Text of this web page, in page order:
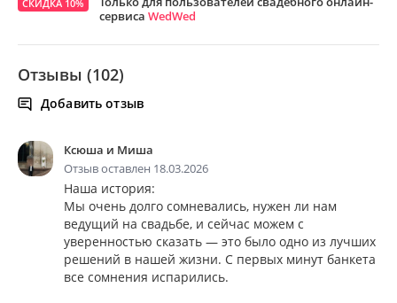
СКИДКА 10%
сервиса WedWed
Отзывы (102)
Добавить отзыв
Ксюша и Миша
Отзыв оставлен 18.03.2026
Наша история:
Мы очень долго сомневались, нужен ли нам
ведущий на свадьбе, и сейчас можем с
уверенностью сказать — это было одно из лучших
решений в нашей жизни. С первых минут банкета
все сомнения испарились.